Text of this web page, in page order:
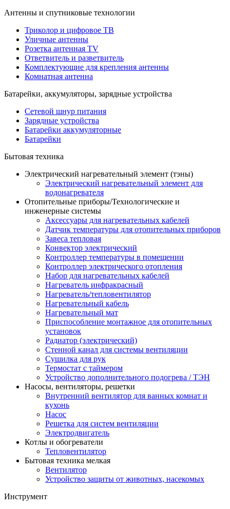
Антенны и спутниковые технологии
Триколор и цифровое ТВ
Уличные антенны
Розетка антенная TV
Ответвитель и разветвитель
Комплектующие для крепления антенны
Комнатная антенна
Батарейки, аккумуляторы, зарядные устройства
Сетевой шнур питания
Зарядные устройства
Батарейки аккумуляторные
Батарейки
Бытовая техника
Электрический нагревательный элемент (тэны)
Электрический нагревательный элемент для
водонагревателя
Отопительные приборы/Технологические и
инженерные системы
Аксессуары для нагревательных кабелей
Датчик температуры для отопительных приборов
Завеса тепловая
Конвектор электрический
Контроллер температуры в помещении
Контроллер электрического отопления
Набор для нагревательных кабелей
Нагреватель инфракрасный
Нагреватель/тепловентилятор
Нагревательный кабель
Нагревательный мат
Приспособление монтажное для отопительных
установок
Радиатор (электрический)
Стенной канал для системы вентиляции
Сушилка для рук
Термостат с таймером
Устройство дополнительного подогрева / ТЭН
Насосы, вентиляторы, решетки
Внутренний вентилятор для ванных комнат и
кухонь
Насос
Решетка для систем вентиляции
Электродвигатель
Котлы и обогреватели
Тепловентилятор
Бытовая техника мелкая
Вентилятор
Устройство защиты от животных, насекомых
Инструмент